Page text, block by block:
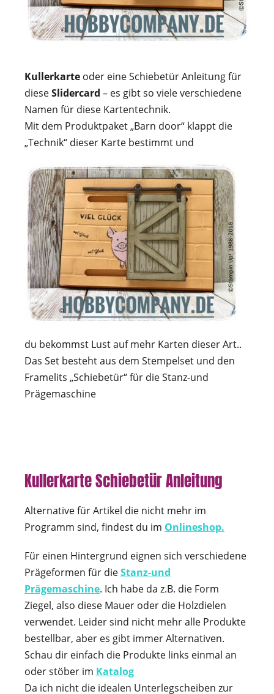
Kullerkarte oder eine Schiebetür Anleitung für
dieseSlidercard – es gibt so viele verschiedene
Namen für diese Kartentechnik.
Mit dem Produktpaket „Barn door“ klappt die
„Technik“ dieser Karte bestimmt und
du bekommst Lust auf mehr Karten dieser Art..
Das Set besteht aus dem Stempelset und den
Framelits „Schiebetür“ für die Stanz-und
Prägemaschine
Kullerkarte Schiebetür Anleitung
Alternative für Artikel die nicht mehr im
Programm sind, findest du im Onlineshop.
Für einen Hintergrund eignen sich verschiedene
Prägeformen für dieStanz-und
Prägemaschine. Ich habe da z.B. die Form
Ziegel, also diese Mauer oder die Holzdielen
verwendet. Leider sind nicht mehr alle Produkte
bestellbar, aber es gibt immer Alternativen.
Schau dir einfach die Produkte links einmal an
oder stöber im Katalog
Da ich nicht die idealen Unterlegscheiben zur